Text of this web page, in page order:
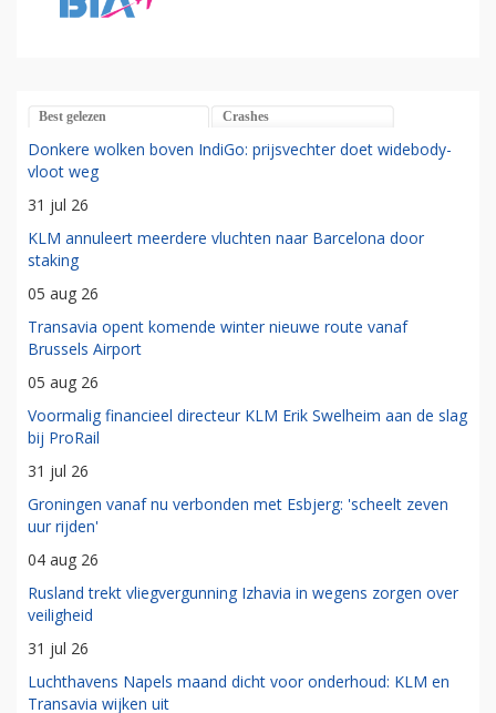
Best gelezen Crashes
Donkere wolken boven IndiGo: prijsvechter doet widebody-
vloot weg
31 jul 26
KLM annuleert meerdere vluchten naar Barcelona door
staking
05 aug 26
Transavia opent komende winter nieuwe route vanaf
Brussels Airport
05 aug 26
Voormalig financieel directeur KLM Erik Swelheim aan de slag
bij ProRail
31 jul 26
Groningen vanaf nu verbonden met Esbjerg: 'scheelt zeven
uur rijden'
04 aug 26
Rusland trekt vliegvergunning Izhavia in wegens zorgen over
veiligheid
31 jul 26
Luchthavens Napels maand dicht voor onderhoud: KLM en
Transavia wijken uit